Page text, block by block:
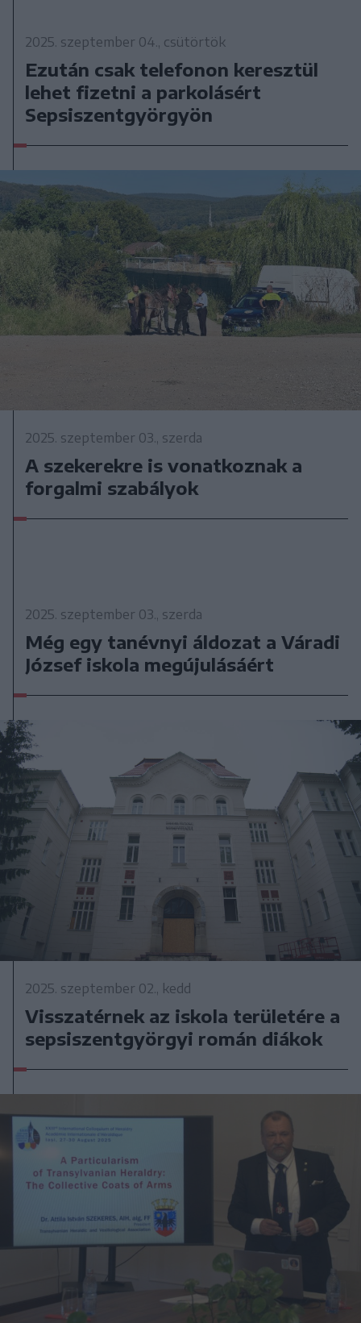
2025. szeptember 04., csütörtök
Ezután csak telefonon keresztül
lehet fizetni a parkolásért
Sepsiszentgyörgyön
2025. szeptember 03., szerda
A szekerekre is vonatkoznak a
forgalmi szabályok
2025. szeptember 03., szerda
Még egy tanévnyi áldozat a Váradi
József iskola megújulásáért
2025. szeptember 02., kedd
Visszatérnek az iskola területére a
sepsiszentgyörgyi román diákok